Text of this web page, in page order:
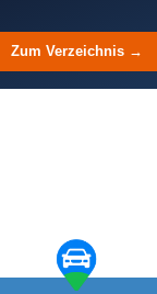
Zum Verzeichnis →